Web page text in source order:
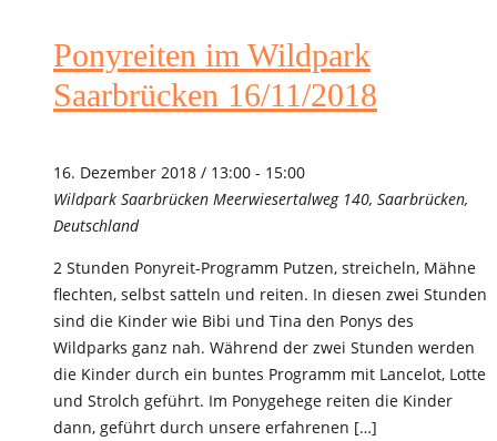
Ponyreiten im Wildpark
Saarbrücken 16/11/2018
16. Dezember 2018 / 13:00 - 15:00
Wildpark Saarbrücken Meerwiesertalweg 140, Saarbrücken,
Deutschland
2 Stunden Ponyreit-Programm Putzen, streicheln, Mähne
flechten, selbst satteln und reiten. In diesen zwei Stunden
sind die Kinder wie Bibi und Tina den Ponys des
Wildparks ganz nah. Während der zwei Stunden werden
die Kinder durch ein buntes Programm mit Lancelot, Lotte
und Strolch geführt. Im Ponygehege reiten die Kinder
dann, geführt durch unsere erfahrenen […]